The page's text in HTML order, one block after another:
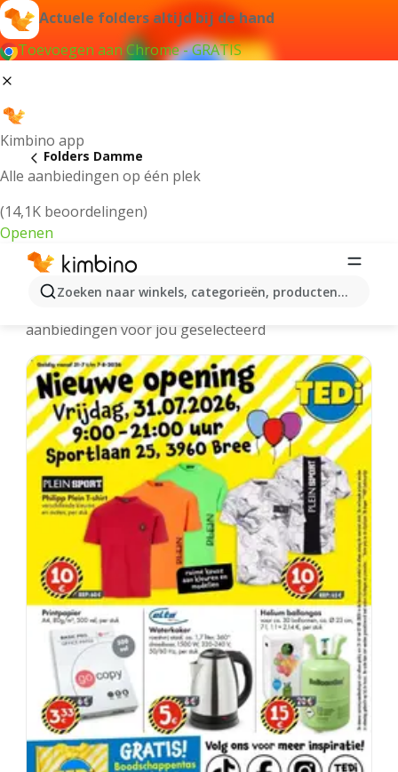
Actuele folders altijd bij de hand
Toevoegen aan Chrome - GRATIS
Kimbino app
Alle aanbiedingen op één plek
(14,1K beoordelingen)
Openen
Zoeken naar winkels, categorieën, producten...
Folders Damme
Damme folders online
aanbiedingen voor jou geselecteerd